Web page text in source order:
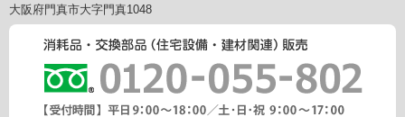
大阪府門真市大字門真1048